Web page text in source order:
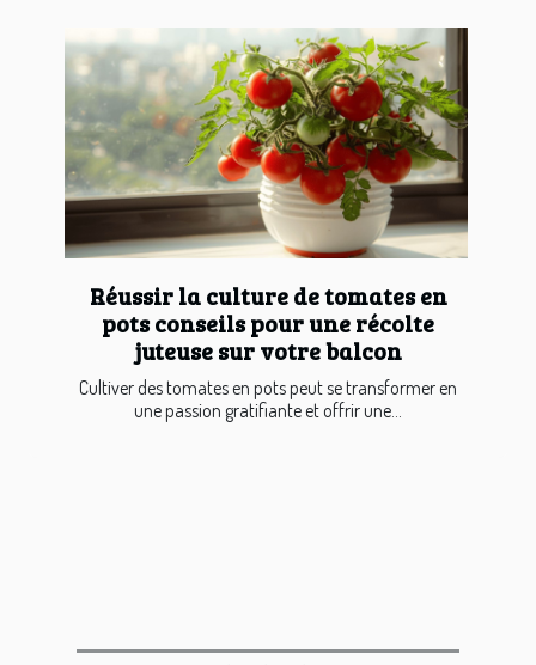
Réussir la culture de tomates en
pots conseils pour une récolte
juteuse sur votre balcon
Cultiver des tomates en pots peut se transformer en
une passion gratifiante et offrir une...